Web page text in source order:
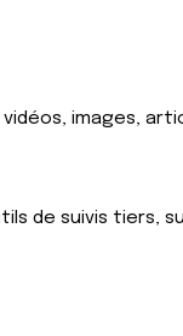
images,
de suivis tiers,